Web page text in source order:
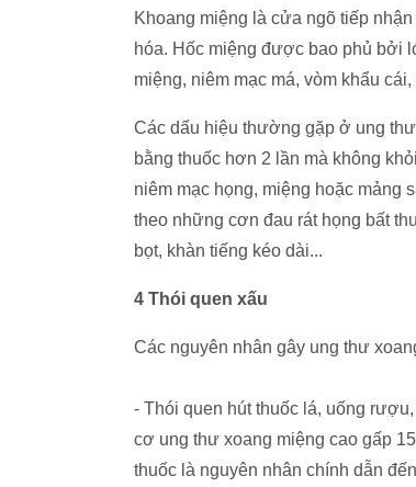
Khoang miệng là cửa ngõ tiếp
hóa. Hốc miệng được bao phủ bởi
miệng, niêm mạc má, vòm khẩu cái,
Các dấu hiệu thường gặp ở ung
bằng thuốc hơn 2 lần mà không
niêm mạc họng, miệng hoặc
theo những cơn đau rát họng bất
bọt, khàn tiếng kéo dài...
4 Thói quen xấu
Các nguyên nhân gây ung thư
- Thói quen hút thuốc lá, uống
cơ ung thư xoang miệng cao gấp
thuốc là nguyên nhân chính dẫn